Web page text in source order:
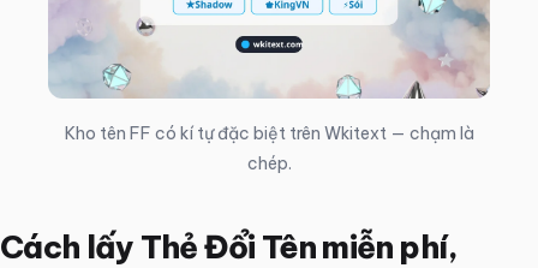
∆[°×°]∆🤝
🏴‍☠️
♙♖♘♗♕♔
♤ ♡ ♧ ♢
Kho tên FF có kí tự đặc biệt trên Wkitext — chạm là
chép.
Cách lấy Thẻ Đổi Tên miễn phí,